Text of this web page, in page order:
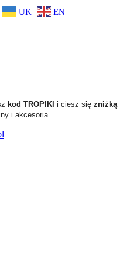
UK EN
kod TROPIKI i ciesz się zniżką
i akcesoria.